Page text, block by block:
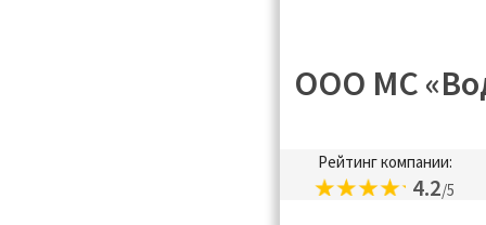
Химки,
Щёлково,
ООО МС
Рейтинг компании:
4.2/5